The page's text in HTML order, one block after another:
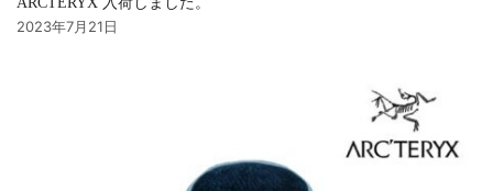
2023年7月21日